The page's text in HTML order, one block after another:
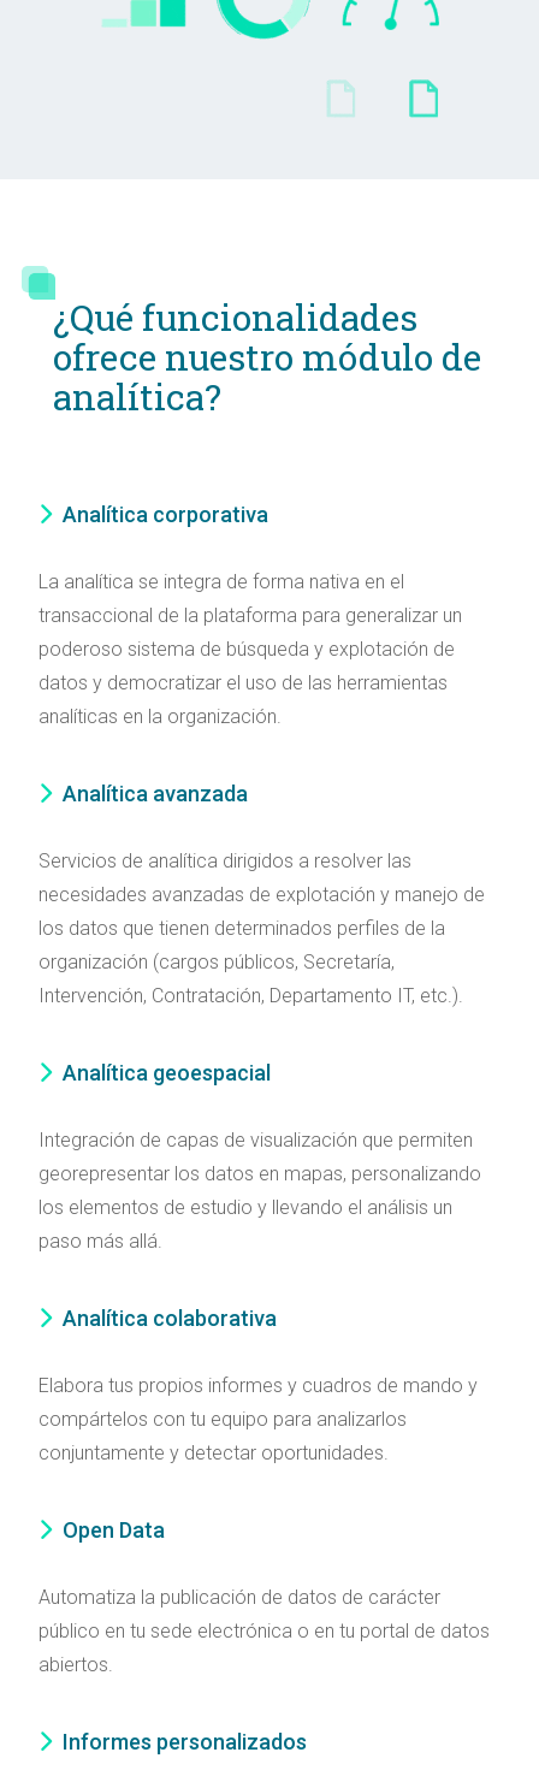
¿Qué funcionalidades
ofrece nuestro módulo de
analítica?
Analítica corporativa
La analítica se integra de forma nativa en el
transaccional de la plataforma para generalizar un
poderoso sistema de búsqueda y explotación de
datos y democratizar el uso de las herramientas
analíticas en la organización.
Analítica avanzada
Servicios de analítica dirigidos a resolver las
necesidades avanzadas de explotación y manejo de
los datos que tienen determinados perfiles de la
organización (cargos públicos, Secretaría,
Intervención, Contratación, Departamento IT, etc.).
Analítica geoespacial
Integración de capas de visualización que permiten
georepresentar los datos en mapas, personalizando
los elementos de estudio y llevando el análisis un
paso más allá.
Analítica colaborativa
Elabora tus propios informes y cuadros de mando y
compártelos con tu equipo para analizarlos
conjuntamente y detectar oportunidades.
Open Data
Automatiza la publicación de datos de carácter
público en tu sede electrónica o en tu portal de datos
abiertos.
Informes personalizados